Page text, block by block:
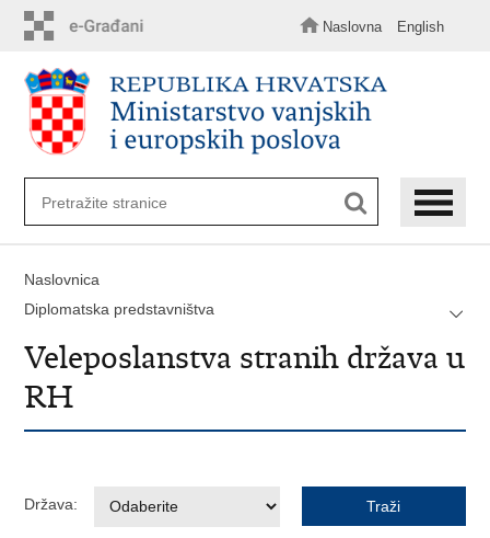
sadržaj
Naslovna English
Naslovnica
Diplomatska predstavništva
Veleposlanstva stranih država u
RH
Država: